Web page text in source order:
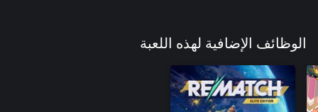
الوظائف الإضافية لهذه اللعبة